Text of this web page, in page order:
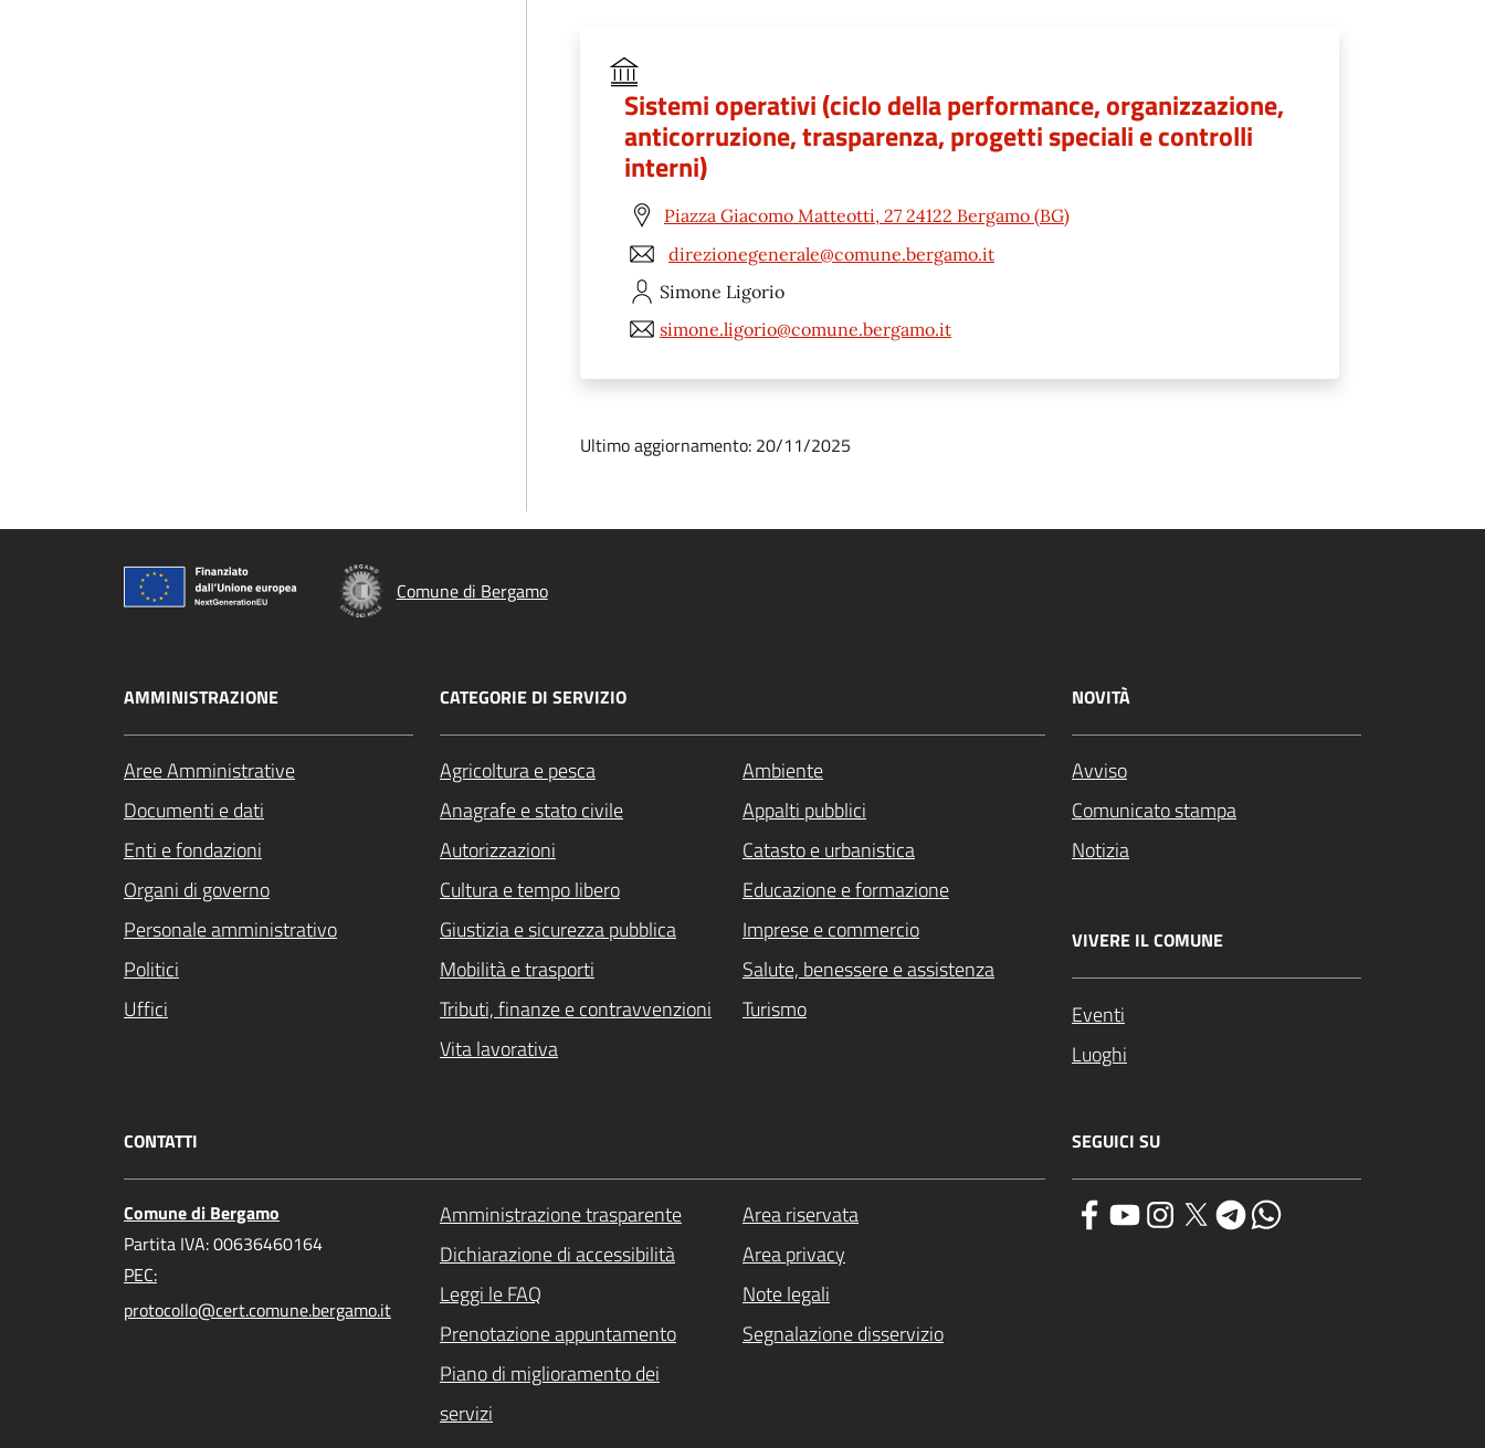
Sistemi operativi (ciclo della performance, organizzazione,
anticorruzione, trasparenza, progetti speciali e controlli
interni)
Piazza Giacomo Matteotti, 27 24122 Bergamo (BG)
direzionegenerale@comune.bergamo.it
Simone Ligorio
simone.ligorio@comune.bergamo.it
Ultimo aggiornamento: 20/11/2025
Comune di Bergamo
AMMINISTRAZIONE
Aree Amministrative
Documenti e dati
Enti e fondazioni
Organi di governo
Personale amministrativo
Politici
Uffici
CATEGORIE DI SERVIZIO
Agricoltura e pesca
Ambiente
Anagrafe e stato civile
Appalti pubblici
Autorizzazioni
Catasto e urbanistica
Cultura e tempo libero
Educazione e formazione
Giustizia e sicurezza pubblica
Imprese e commercio
Mobilità e trasporti
Salute, benessere e assistenza
Tributi, finanze e contravvenzioni
Turismo
Vita lavorativa
NOVITÀ
Avviso
Comunicato stampa
Notizia
VIVERE IL COMUNE
Eventi
Luoghi
CONTATTI
Comune di Bergamo
Partita IVA: 00636460164
PEC:
protocollo@cert.comune.bergamo.it
Amministrazione trasparente
Area riservata
Dichiarazione di accessibilità
Area privacy
Leggi le FAQ
Note legali
Prenotazione appuntamento
Segnalazione disservizio
Piano di miglioramento dei
servizi
SEGUICI SU